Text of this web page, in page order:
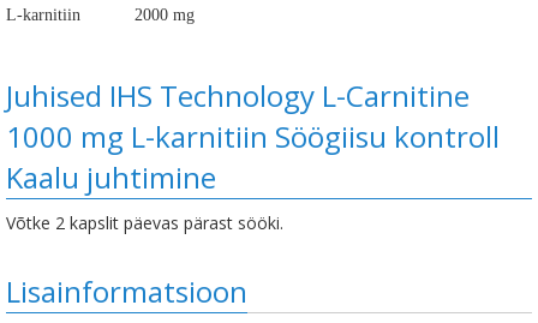
L-karnitiin
2000 mg
Juhised IHS Technology L-Carnitine
1000 mg L-karnitiin Söögiisu kontroll
Kaalu juhtimine
Võtke 2 kapslit päevas pärast sööki.
Lisainformatsioon